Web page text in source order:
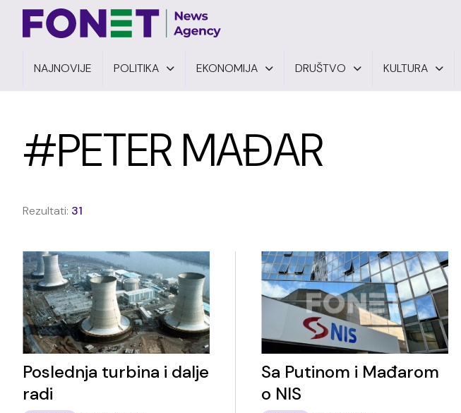
NAJNOVIJE POLITIKA EKONOMIJA DRUŠTVO KULTURA
#PETER MAĐAR
Rezultati: 31
Poslednja turbina i dalje
radi
Sa Putinom i Mađarom
o NIS